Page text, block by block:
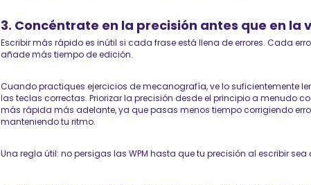
3. Concéntrate en la precisión antes que en la
Escribir más rápido es inútil si cada frase está llena de errores. Cada
añade más tiempo de edición.
Cuando practiques ejercicios de mecanografía, ve lo suficientemente
las teclas correctas. Priorizar la precisión desde el principio a menudo
más rápida más adelante, ya que pasas menos tiempo corrigiendo
manteniendo tu ritmo.
Una regla útil: no persigas las WPM hasta que tu precisión al escribir